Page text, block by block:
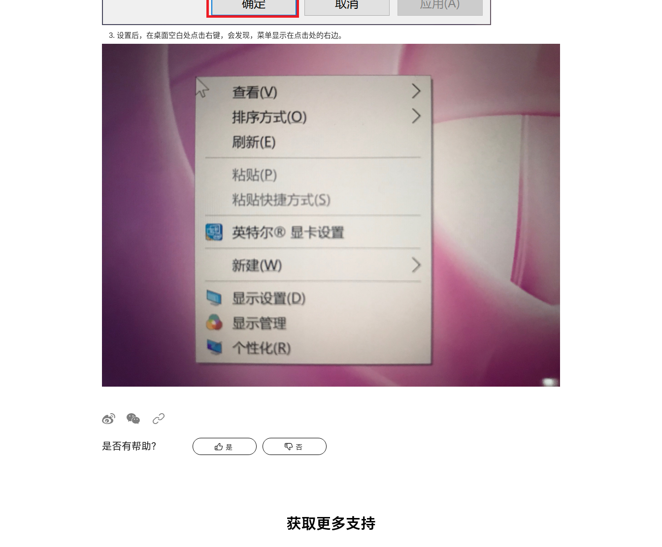
设置后，在桌面空白处点击右键，会发现，菜单显示在点击处的右边。
是否有帮助？ 是 否
获取更多支持